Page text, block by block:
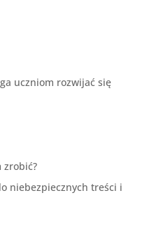
uczniom rozwijać się
zrobić?
niebezpiecznych treści i